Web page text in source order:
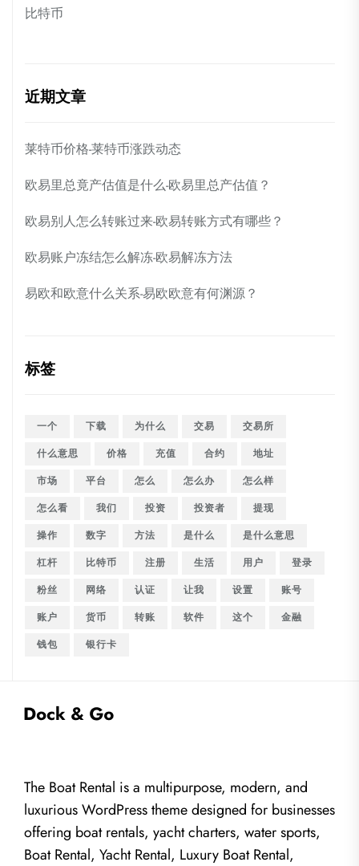
比特币
近期文章
莱特币价格-莱特币涨跌动态
欧易里总竟产估值是什么-欧易里总产估值？
欧易别人怎么转账过来-欧易转账方式有哪些？
欧易账户冻结怎么解冻-欧易解冻方法
易欧和欧意什么关系-易欧欧意有何渊源？
标签
一个 下载 为什么 交易
交易所
什么意思
价格 充值 合约
地址
市场
平台 怎么 怎么办
怎么样
怎么看
我们 投资 投资者
提现
操作
数字 方法 是什么
是什么意思
杠杆
比特币 注册 生活 用户
登录
粉丝
网络 认证 让我 设置
账号
账户
货币 转账 软件 这个
金融
钱包
银行卡
The Boat Rental is a multipurpose, modern, and
luxurious WordPress theme designed for businesses
offering boat rentals, yacht charters, water sports,
Boat Rental, Yacht Rental, Luxury Boat Rental,